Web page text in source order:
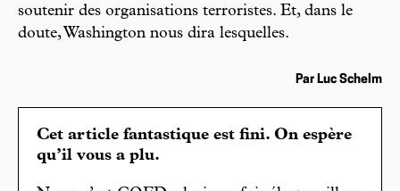
soutenir des organisations terroristes. Et, dans le
doute, Washington nous dira lesquelles.
Par Luc Schelm
Cet article fantastique est fini. On espère
qu’il vous a plu.